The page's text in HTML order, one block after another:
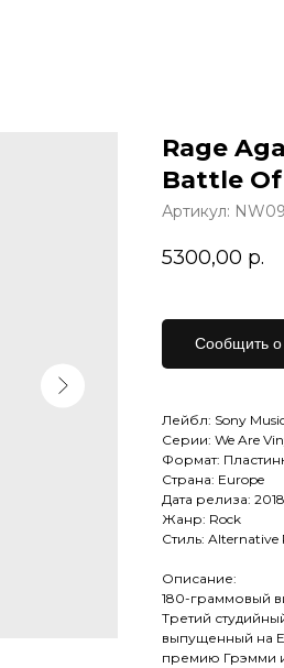
Rage
Battle
Артикул:
5300,00 р.
Сообщить о
Лейбл: Sony Music
Серии: We Are
Формат:
Страна: Europe
Дата релиза: 2018
Жанр: Rock
Стиль: Alternative
Описание:
180-граммовый
Третий
выпущенный на
премию Грэмми